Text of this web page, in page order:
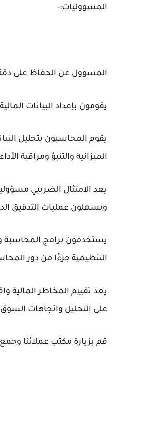
المسؤوليات:-
المسؤول عن الحفاظ على دقة
يقومون بإعداد البيانات
يقوم المحاسبون بتحليل
الميزانية والتنبؤ ومراقبة
يعد الامتثال الضريبي
ويسهلون عمليات التدقيق
يستخدمون برامج المحاسبة
التنظيمية جزءًا من دور
يعد تقييم المخاطر المالية
على التحليل واتجاهات السوق
قم بزيارة مكتب عملائنا